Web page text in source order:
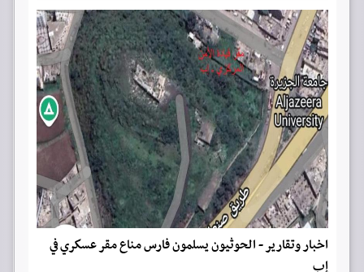
اخبار وتقارير - الحوثيون يسلمون فارس مناع مقر عسكري في
إب